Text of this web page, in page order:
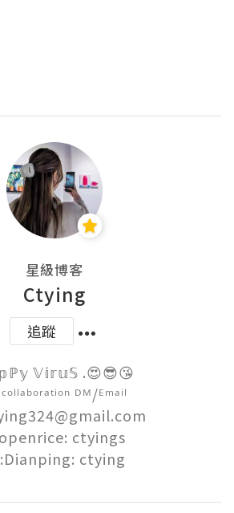
星級博客
Ctying
追蹤
𝕍𝕚𝕣𝕦𝕊 .😍😎😘
ᴰᴹ/ᴱᵐᵃⁱˡ
ctyings
ctying